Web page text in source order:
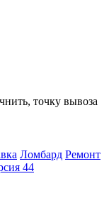
точку вывоза
Ломбард Ремонт
44